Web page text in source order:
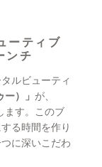
ーティブ
ンチ
ルビューティ
ー）」 が、
ます。このブ
る時間を作り
に深いこだわ